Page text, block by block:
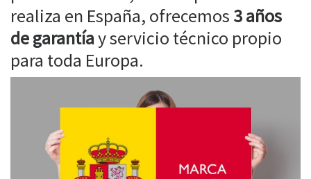
realiza en España, ofrecemos 3 años
de garantíay servicio técnico propio
para toda Europa.